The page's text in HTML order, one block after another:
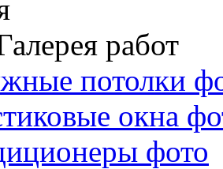
работ
потолки
окна
фото